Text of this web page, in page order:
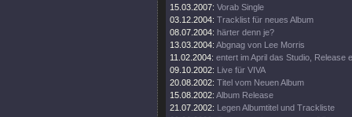
15.03.2007: Vorab Single
03.12.2004: Tracklist für neues Album
08.07.2004: härter denn je?
13.03.2004: Abgnag von Lee Morris
11.02.2004: entert im April das Studio, Release
09.10.2002: Live für VIVA
20.08.2002: Titel vom Neuen Album
15.08.2002: Album Release
21.07.2002: Legen Albumtitel und Trackliste